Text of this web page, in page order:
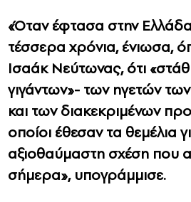
«Όταν έφτασα στην
τέσσερα χρόνια, ένιωσα,
Ισαάκ Νεύτωνας, ότι
γιγάντων»- των ηγετών
και των διακεκριμένων
οποίοι έθεσαν τα θεμέλια
αξιοθαύμαστη σχέση που
σήμερα», υπογράμμισε.